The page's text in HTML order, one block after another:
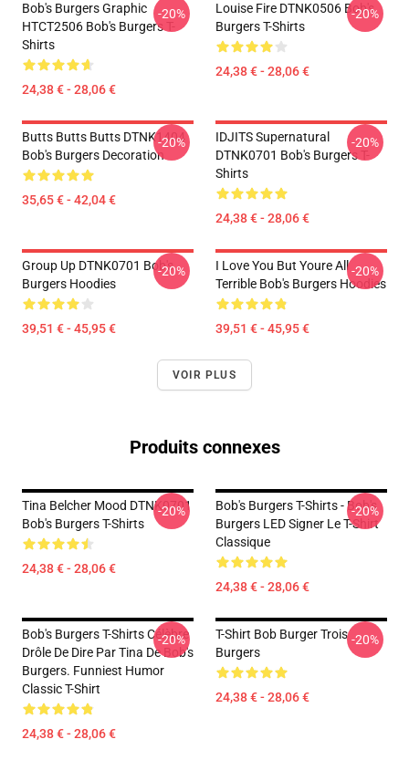
Bob's Burgers Graphic
HTCT2506 Bob's Burgers T-
Shirts
24,38 € - 28,06 €
-20%
Louise Fire DTNK0506 Bob's
Burgers T-Shirts
24,38 € - 28,06 €
-20%
Butts Butts Butts DTNK1404
Bob's Burgers Decoration
35,65 € - 42,04 €
-20%
IDJITS Supernatural
DTNK0701 Bob's Burgers T-
Shirts
24,38 € - 28,06 €
-20%
Group Up DTNK0701 Bob's
Burgers Hoodies
39,51 € - 45,95 €
-20%
I Love You But Youre All
Terrible Bob's Burgers Hoodies
39,51 € - 45,95 €
-20%
VOIR PLUS
Produits connexes
Tina Belcher Mood DTNK0701
Bob's Burgers T-Shirts
24,38 € - 28,06 €
-20%
Bob's Burgers T-Shirts - Bob's
Burgers LED Signer Le T-Shirt
Classique
24,38 € - 28,06 €
-20%
Bob's Burgers T-Shirts Célèbre
Drôle De Dire Par Tina De Bob's
Burgers. Funniest Humor
Classic T-Shirt
24,38 € - 28,06 €
-20%
T-Shirt Bob Burger Trois
Burgers
24,38 € - 28,06 €
-20%